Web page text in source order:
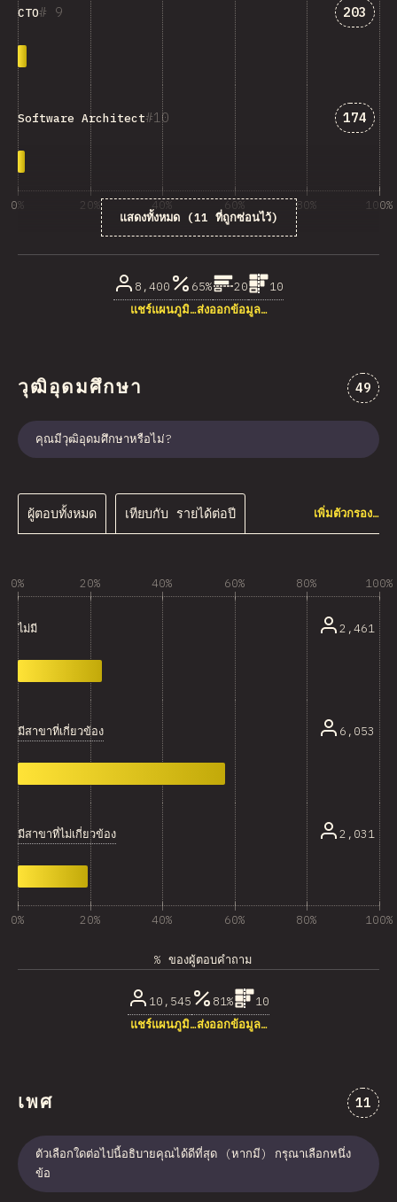
9
CTO คำตอบที่
203
10
Software Architect คำตอบ
174
แสดงทั้งหมด (11 ที่ถูกซ่อนไว้)
0% 20% 40% 60% 80% 100%
8,400 65% 20
10
แชร์แผนภูมิ…ส่งออกข้อมูล…
วุฒิอุดมศึกษา ความ
49
คุณมีวุฒิอุดมศึกษาหรือไม่?
ผู้ตอบทั้งหมด เทียบกับ รายได้ต่อปี เพิ่มตัวกรอง…
0% 20% 40% 60% 80% 100%
ไม่มี 2,461
มีสาขาที่เกี่ยวข้อง 6,053
มีสาขาที่ไม่เกี่ยวข้อง 2,031
0% 20% 40% 60% 80% 100%
% ของผู้ตอบคำถาม
10,545 81%
10
แชร์แผนภูมิ…ส่งออกข้อมูล…
เพศ ความ
11
ตัวเลือกใดต่อไปนี้อธิบายคุณได้ดีที่สุด (หากมี) กรุณาเลือกหนึ่ง
ข้อ